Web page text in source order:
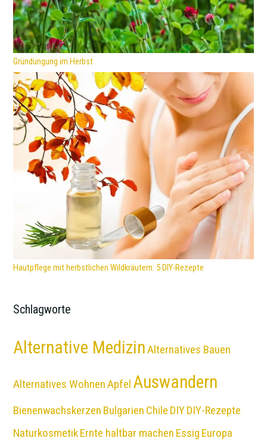
Gründüngung im Herbst
Hautpflege mit herbstlichen Wildkräutern: 5 DIY-Rezepte
Schlagworte
Alternative MedizinAlternatives Bauen
Alternatives WohnenApfel Auswandern
Bienenwachskerzen Bulgarien Chile DIYDIY-Rezepte
NaturkosmetikErnte haltbar machen Essig Europa